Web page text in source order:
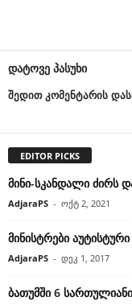
დატოვე პასუხი
შედით კომენტარის
EDITOR PICKS
მინი-სკანდალი ძირს
AdjaraPS - ოქტ 2, 2021
მინისტრები
AdjaraPS - დეკ 1, 2017
ბათუმში 6